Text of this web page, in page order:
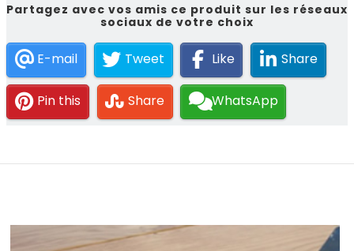
Partagez avec vos amis ce produit sur les réseaux
sociaux de votre choix
E-mail Tweet Like Share
Pin this Share WhatsApp